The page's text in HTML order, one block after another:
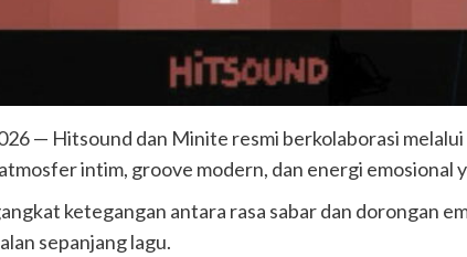
— Hitsound dan Minite resmi berkolaborasi melalui
intim, groove modern, dan energi emosional
ketegangan antara rasa sabar dan dorongan
sepanjang lagu.